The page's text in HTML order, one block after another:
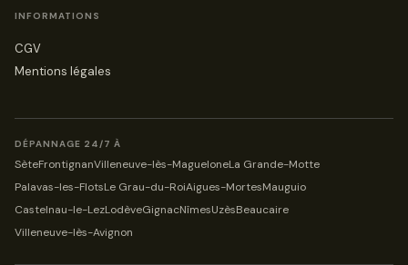
INFORMATIONS
CGV
Mentions légales
DÉPANNAGE 24/7 À
SèteFrontignanVilleneuve-lès-MagueloneLa Grande-Motte
Palavas-les-FlotsLe Grau-du-RoiAigues-MortesMauguio
Castelnau-le-LezLodèveGignacNîmesUzèsBeaucaire
Villeneuve-lès-Avignon